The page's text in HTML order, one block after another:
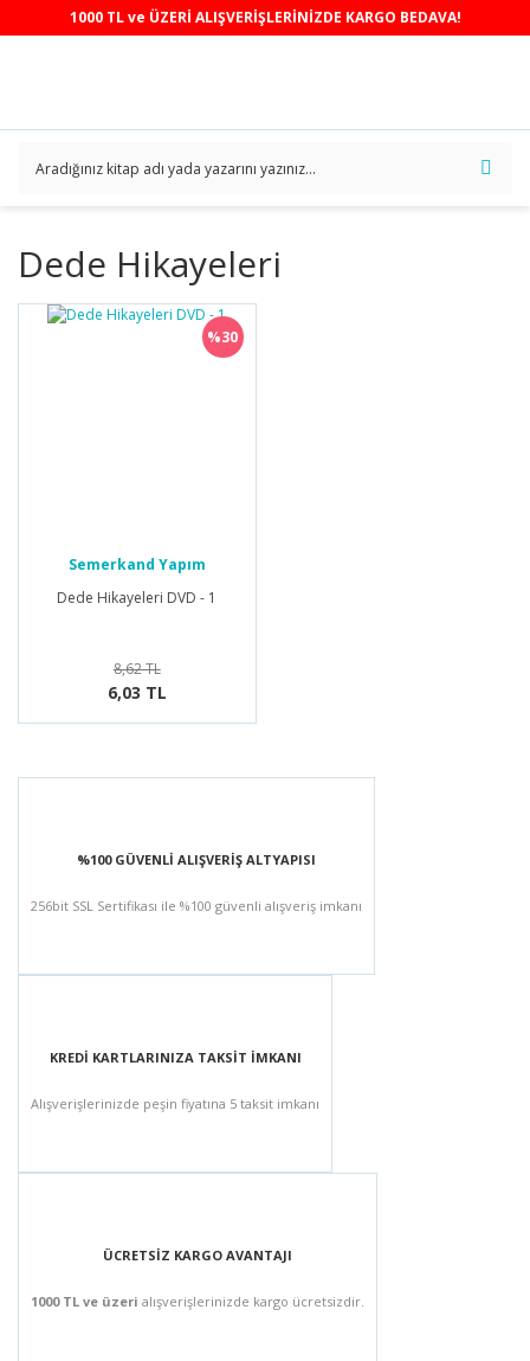
1000 TL ve ÜZERİ ALIŞVERİŞLERİNİZDE KARGO BEDAVA!
Dede Hikayeleri
%30
Semerkand Yapım
Dede Hikayeleri DVD - 1
8,62 TL
6,03 TL
%100 GÜVENLİ ALIŞVERİŞ ALTYAPISI
256bit SSL Sertifikası ile %100 güvenli alışveriş imkanı
KREDİ KARTLARINIZA TAKSİT İMKANI
Alışverişlerinizde peşin fiyatına 5 taksit imkanı
ÜCRETSİZ KARGO AVANTAJI
1000 TL ve üzeri alışverişlerinizde kargo ücretsizdir.